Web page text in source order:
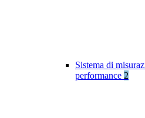
Sistema di
performance 2